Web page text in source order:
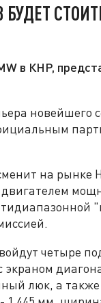
в КНР,
новейшего
на рынке
четыре
люк, а